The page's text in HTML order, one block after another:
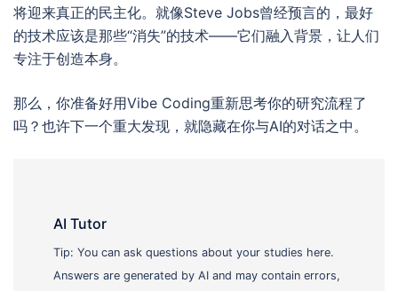
将迎来真正的民主化。就像Steve Jobs曾经预言的，最好
的技术应该是那些“消失”的技术——它们融入背景，让人们
专注于创造本身。
那么，你准备好用Vibe Coding重新思考你的研究流程了
吗？也许下一个重大发现，就隐藏在你与AI的对话之中。
AI Tutor
Tip: You can ask questions about your studies here.
Answers are generated by AI and may contain errors,